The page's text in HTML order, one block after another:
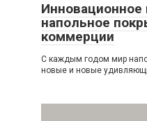
Инновационное
напольное
коммерции
С каждым годом мир
новые и новые